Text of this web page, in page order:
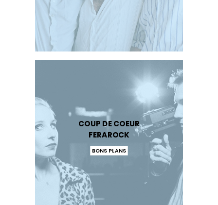
COUP DE COEUR
FERAROCK
BONS PLANS